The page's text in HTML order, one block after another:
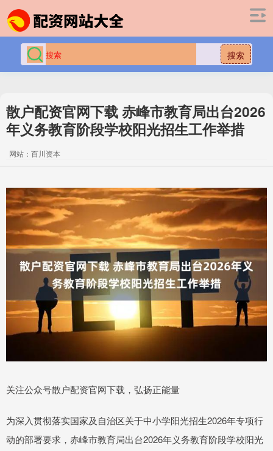
搜索
散户配资官网下载 赤峰市教育局出台2026
年义务教育阶段学校阳光招生工作举措
网站：百川资本
关注公众号散户配资官网下载，弘扬正能量
为深入贯彻落实国家及自治区关于中小学阳光招生2026年专项行
动的部署要求，赤峰市教育局出台2026年义务教育阶段学校阳光